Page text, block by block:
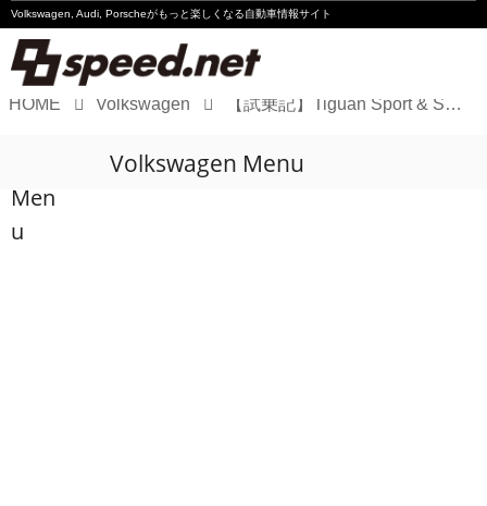
Volkswagen, Audi, Porscheがもっと楽しくなる自動車情報サイト
Audi
HOME Volkswagen 【試乗記】Tiguan Sport & Style
Men
u
Volkswagen Menu